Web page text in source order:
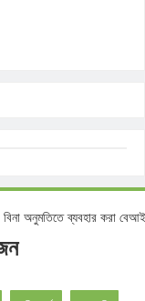
ব্যবহার করা বেআইনি -